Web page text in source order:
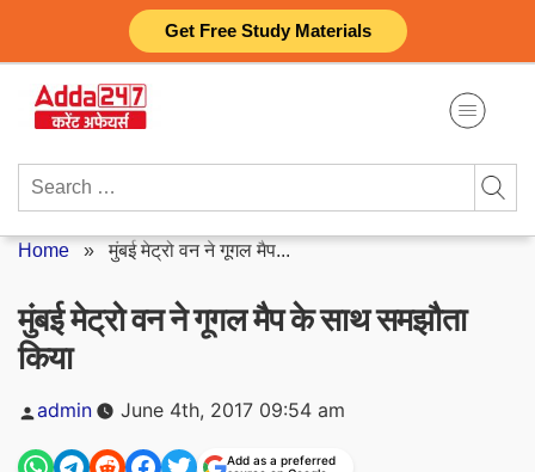
Get Free Study Materials
content
Search
Home »मुंबई मेट्रो वन ने गूगल मैप...
मुंबई मेट्रो वन ने गूगल मैप के साथ समझौता
किया
Posted
by
admin June 4th, 2017 09:54 am
Add as a preferred